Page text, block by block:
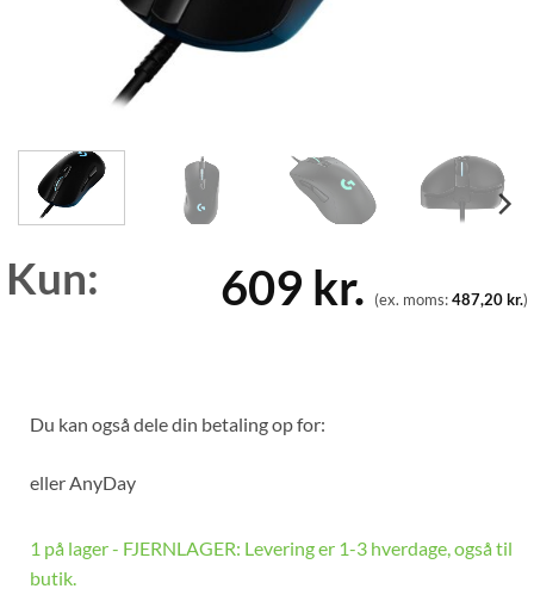
Kun: 609 kr. (ex. moms:487,20kr.)
Du kan også dele din betaling op for:
ellerAnyDay
1 på lager - FJERNLAGER: Levering er 1-3 hverdage, også til
butik.